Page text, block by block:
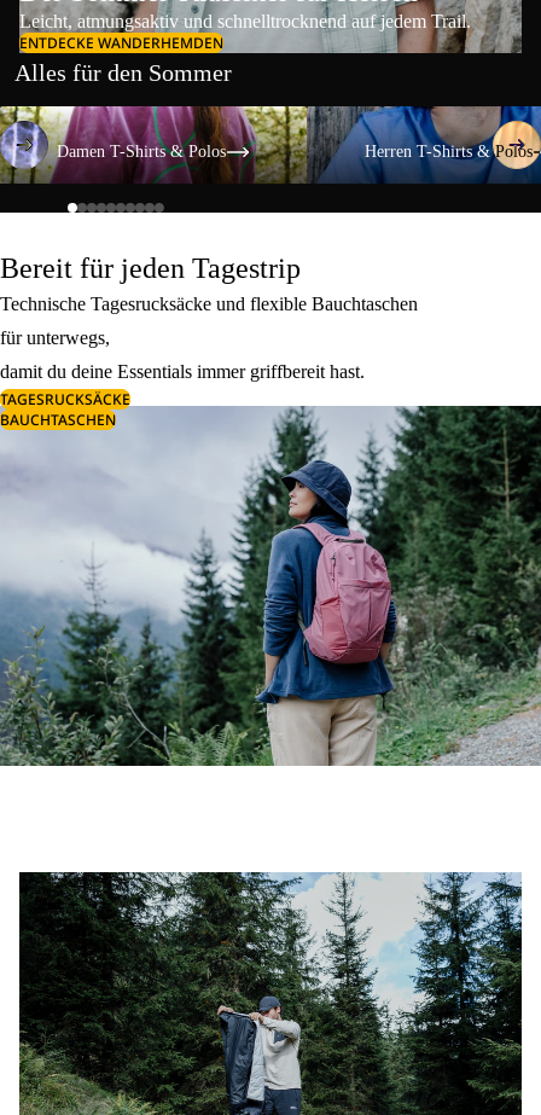
Leicht, atmungsaktiv und schnelltrocknend auf jedem Trail.
ENTDECKE WANDERHEMDEN
Alles für den Sommer
Damen T-Shirts & Polos
Damen T-Shirts & Polos
Herren T-Shirts & Polos
Herren T-Shirts & Polos
Bereit für jeden Tagestrip
Technische Tagesrucksäcke und flexible Bauchtaschen
für unterwegs,
damit du deine Essentials immer griffbereit hast.
TAGESRUCKSÄCKE
BAUCHTASCHEN